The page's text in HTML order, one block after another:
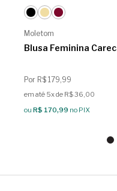
Moletom
Blusa Feminina
Por R$ 179,99
em até 5x de R$ 36,00
ou R$ 170,99 no PIX